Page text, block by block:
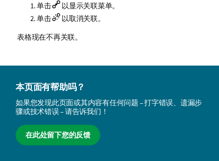
单击
以显示关联菜单。
单击
以取消关联。
表格现在不再关联。
本页面有帮助吗？
如果您发现此页面或其内容有任何问题 – 打字错误、遗漏步
骤或技术错误 – 请告诉我们！
在此处留下您的反馈